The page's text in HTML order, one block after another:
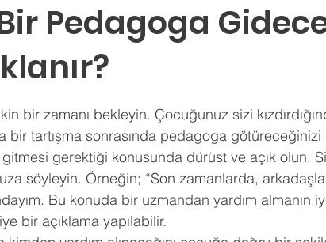
Danışmanlığı Aile Danışmanlığı
Psikoloji Tercih Danışmanı Öğrenci
Pedagoga
bir zamanı bekleyin. Çocuğunuz sizi
bir tartışma sonrasında pedagoga götüreceğinizi
gerektiği konusunda dürüst ve açık olun.
söyleyin. Örneğin; “Son zamanlarda,
Bu konuda bir uzmandan yardım almanın
bir açıklama yapılabilir.